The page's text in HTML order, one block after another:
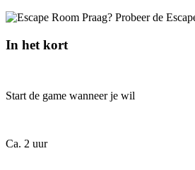
In het kort
Start de game wanneer je wil
Ca. 2 uur